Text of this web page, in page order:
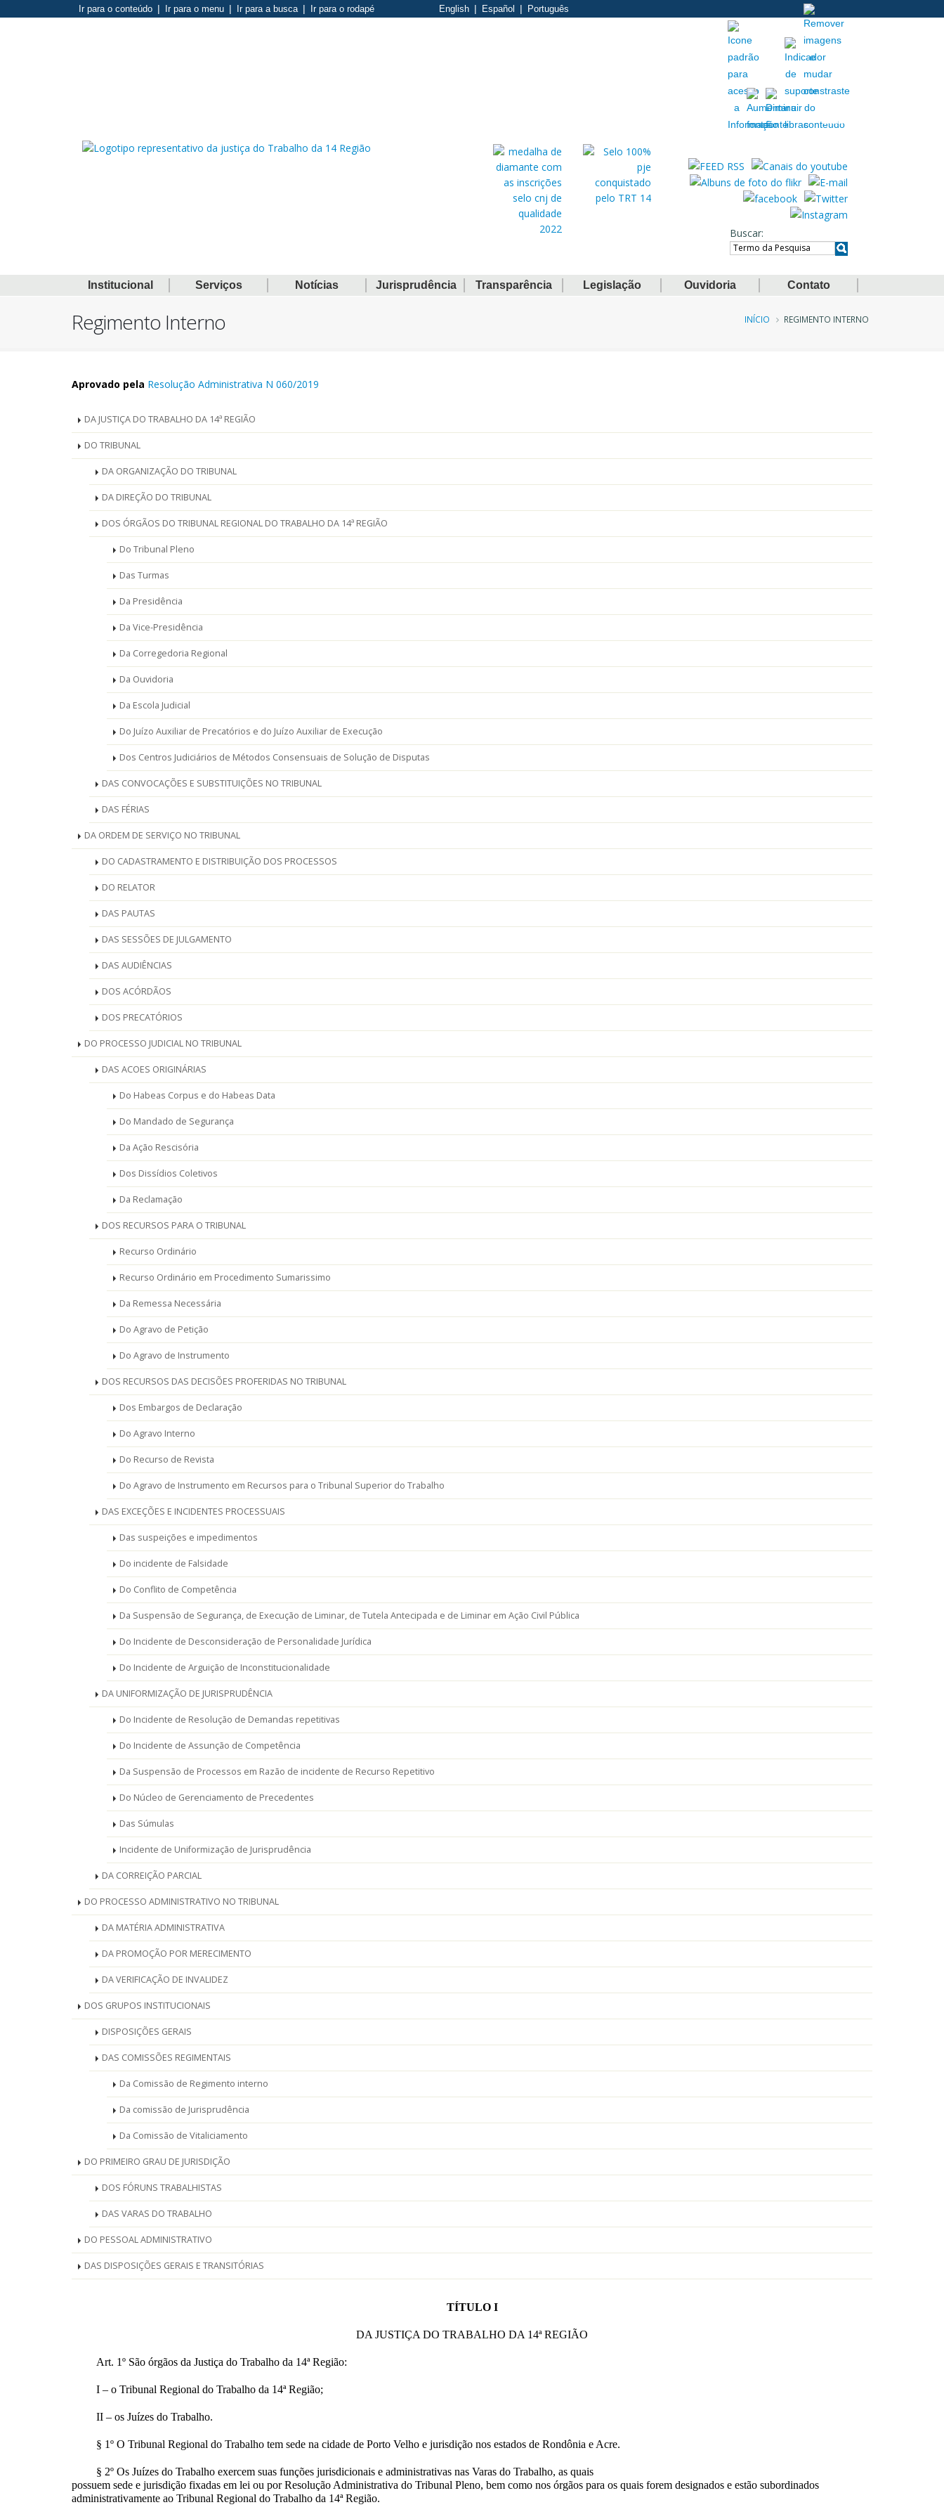
Ir para o conteúdo Ir para o menu Ir para a busca Ir para o rodapé English Español Português
Extranet
Buscar
Institucional Serviços Notícias Jurisprudência Transparência Legislação Ouvidoria Contato
Regimento Interno
Trilha
INÍCIO REGIMENTO INTERNO
Aprovado pela Resolução Administrativa N 060/2019
Regimento
DA JUSTIÇA DO TRABALHO DA 14ª REGIÃO
DO TRIBUNAL
DA ORGANIZAÇÃO DO TRIBUNAL
DA DIREÇÃO DO TRIBUNAL
DOS ÓRGÃOS DO TRIBUNAL REGIONAL DO TRABALHO DA 14ª REGIÃO
Do Tribunal Pleno
Das Turmas
Da Presidência
Da Vice-Presidência
Da Corregedoria Regional
Da Ouvidoria
Da Escola Judicial
Do Juízo Auxiliar de Precatórios e do Juízo Auxiliar de Execução
Dos Centros Judiciários de Métodos Consensuais de Solução de Disputas
DAS CONVOCAÇÕES E SUBSTITUIÇÕES NO TRIBUNAL
DAS FÉRIAS
DA ORDEM DE SERVIÇO NO TRIBUNAL
DO CADASTRAMENTO E DISTRIBUIÇÃO DOS PROCESSOS
DO RELATOR
DAS PAUTAS
DAS SESSÕES DE JULGAMENTO
DAS AUDIÊNCIAS
DOS ACÓRDÃOS
DOS PRECATÓRIOS
DO PROCESSO JUDICIAL NO TRIBUNAL
DAS ACOES ORIGINÁRIAS
Do Habeas Corpus e do Habeas Data
Do Mandado de Segurança
Da Ação Rescisória
Dos Dissídios Coletivos
Da Reclamação
DOS RECURSOS PARA O TRIBUNAL
Recurso Ordinário
Recurso Ordinário em Procedimento Sumarissimo
Da Remessa Necessária
Do Agravo de Petição
Do Agravo de Instrumento
DOS RECURSOS DAS DECISÕES PROFERIDAS NO TRIBUNAL
Dos Embargos de Declaração
Do Agravo Interno
Do Recurso de Revista
Do Agravo de Instrumento em Recursos para o Tribunal Superior do Trabalho
DAS EXCEÇÕES E INCIDENTES PROCESSUAIS
Das suspeições e impedimentos
Do incidente de Falsidade
Do Conflito de Competência
Da Suspensão de Segurança, de Execução de Liminar, de Tutela Antecipada e de Liminar em Ação Civil Pública
Do Incidente de Desconsideração de Personalidade Jurídica
Do Incidente de Arguição de Inconstitucionalidade
DA UNIFORMIZAÇÃO DE JURISPRUDÊNCIA
Do Incidente de Resolução de Demandas repetitivas
Do Incidente de Assunção de Competência
Da Suspensão de Processos em Razão de incidente de Recurso Repetitivo
Do Núcleo de Gerenciamento de Precedentes
Das Súmulas
Incidente de Uniformização de Jurisprudência
DA CORREIÇÃO PARCIAL
DO PROCESSO ADMINISTRATIVO NO TRIBUNAL
DA MATÉRIA ADMINISTRATIVA
DA PROMOÇÃO POR MERECIMENTO
DA VERIFICAÇÃO DE INVALIDEZ
DOS GRUPOS INSTITUCIONAIS
DISPOSIÇÕES GERAIS
DAS COMISSÕES REGIMENTAIS
Da Comissão de Regimento interno
Da comissão de Jurisprudência
Da Comissão de Vitaliciamento
DO PRIMEIRO GRAU DE JURISDIÇÃO
DOS FÓRUNS TRABALHISTAS
DAS VARAS DO TRABALHO
DO PESSOAL ADMINISTRATIVO
DAS DISPOSIÇÕES GERAIS E TRANSITÓRIAS
TÍTULO I
DA JUSTIÇA DO TRABALHO DA 14ª REGIÃO
Art. 1º São órgãos da Justiça do Trabalho da 14ª Região:
I – o Tribunal Regional do Trabalho da 14ª Região;
II – os Juízes do Trabalho.
§ 1º O Tribunal Regional do Trabalho tem sede na cidade de Porto Velho e jurisdição nos estados de Rondônia e Acre.
§ 2º Os Juízes do Trabalho exercem suas funções jurisdicionais e administrativas nas Varas do Trabalho, as quais
possuem sede e jurisdição fixadas em lei ou por Resolução Administrativa do Tribunal Pleno, bem como nos órgãos para os quais forem designados e estão subordinados
administrativamente ao Tribunal Regional do Trabalho da 14ª Região.